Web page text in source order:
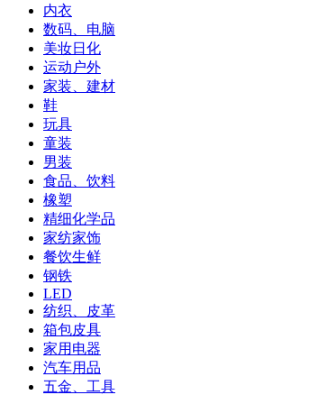
内衣
数码、电脑
美妆日化
运动户外
家装、建材
鞋
玩具
童装
男装
食品、饮料
橡塑
精细化学品
家纺家饰
餐饮生鲜
钢铁
LED
纺织、皮革
箱包皮具
家用电器
汽车用品
五金、工具